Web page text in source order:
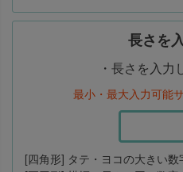
ご注
ご注文時にはタテ・ヨコ
ご注
じ数値を入力してくださ
※ サイズはぴったりでは
でご注文いただくのが多
※ カットした際に出るロ
ので、ご了承願います。
【 140×200cmの変形オ
長さを
・長さを入力
最小・最大入力可能
[四角形] タテ・ヨコの大きい数